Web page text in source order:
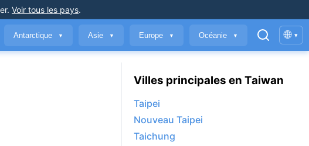
. Voir tous les pays.
Antarctique ▼ Asie ▼ Europe ▼ Océanie ▼ 🌐 ▾
Villes principales en Taiwan
Taipei
Nouveau Taipei
Taichung